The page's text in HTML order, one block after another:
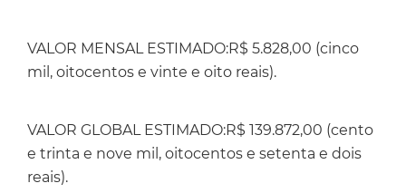
VALOR MENSAL ESTIMADO:R$ 5.828,00 (cinco
mil, oitocentos e vinte e oito reais).
VALOR GLOBAL ESTIMADO:R$ 139.872,00 (cento
e trinta e nove mil, oitocentos e setenta e dois
reais).